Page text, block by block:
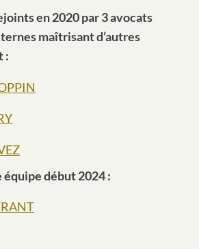
en 2020 par 3 avocats
maîtrisant d’autres
:
début 2024 :